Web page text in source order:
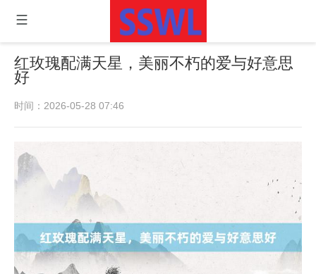
红玫瑰配满天星，美丽不朽的爱与好意思
好
时间：2026-05-28 07:46